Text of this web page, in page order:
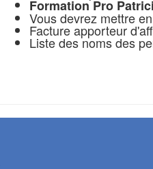
Formation Pro
Vous devrez mettre
Facture apporteur
Liste des noms des